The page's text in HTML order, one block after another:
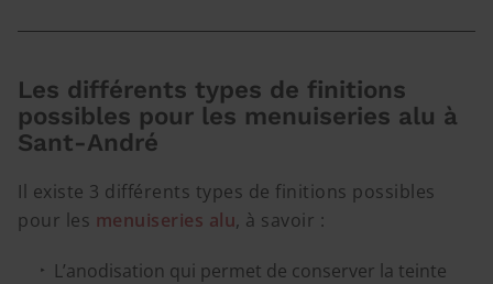
Les différents types de finitions
possibles pour les menuiseries alu à
Sant-André
Il existe 3 différents types de finitions possibles
pour les menuiseries alu, à savoir :
L’anodisation qui permet de conserver la teinte